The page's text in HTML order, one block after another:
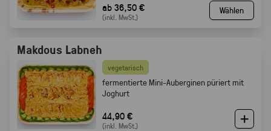
ab 36,50 €
(inkl. MwSt.)
Wählen
Makdous Labneh
vegetarisch
fermentierte Mini-Auberginen püriert mit
Joghurt
44,90 €
(inkl. MwSt.)